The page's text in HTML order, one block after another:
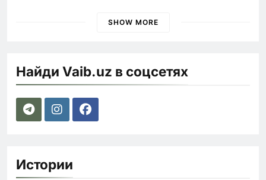
SHOW MORE
Найди Vaib.uz в соцсетях
Истории